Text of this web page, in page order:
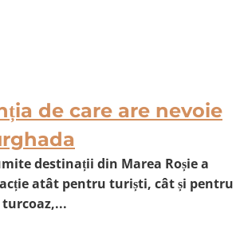
de care are nevoie
destinații din Marea Roșie a
atât pentru turiști, cât și pentru